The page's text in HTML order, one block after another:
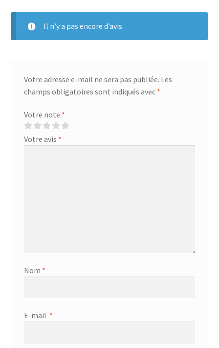
Il n’y a pas encore d’avis.
Votre adresse e-mail ne sera pas publiée. Les
champs obligatoires sont indiqués avec *
Votre note *
Votre avis *
Nom *
E-mail *